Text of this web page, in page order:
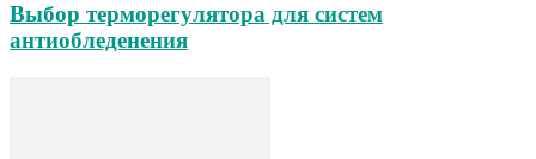
Выбор терморегулятора для систем
антиобледенения